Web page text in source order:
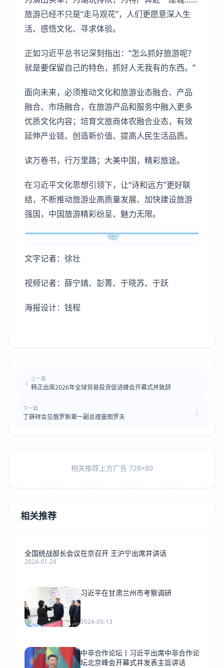
旅游已经不只是“走马观花”，人们更愿意深入生
活、感悟文化、寻求体验。
正如习近平总书记深刻指出：“怎么抓好旅游呢？
就是要保留自己的特色，抓好人无我有的东西。”
面向未来，必须推动文化和旅游业态融合、产品
融合、市场融合，在旅游产品和服务中融入更多
优质文化内容；培育文旅商体农融合业态，有效
延伸产业链、创造新价值、提高人民生活品质。
读万卷书，行万里路；大美中国，精彩旅途。
在习近平文化思想引领下，让“诗和远方”更好联
结，不断推动旅游业高质量发展、加快建设旅游
强国，中国旅游精彩纷呈、魅力无限。
文字记者：徐壮
视频记者：薛宁婧、彭菁、于晓苏、于跃
海报设计：钱程
上一篇
韩正出席2026年全球贸易投资促进峰会开幕式并致辞
下一篇
丁薛祥会见俄罗斯第一副总理曼图罗夫
相关推荐上方广告 728×80
相关推荐
全国统战部长会议在京召开 王沪宁出席并讲话
2024-01-24
习近平在甘肃兰州市考察调研
2024-09-13
中非合作论坛丨习近平出席中非合作论
坛北京峰会开幕式并发表主旨讲话